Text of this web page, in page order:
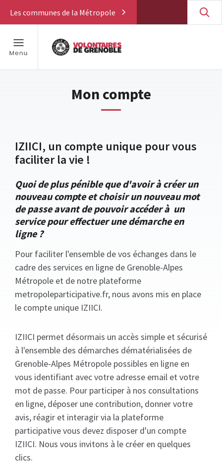
Les communes de la Métropole
Mon compte
IZIICI, un compte unique pour vous
faciliter la vie !
Quoi de plus pénible que d'avoir à créer un
nouveau compte et choisir un nouveau mot
de passe avant de pouvoir accéder à un
service pour effectuer une démarche en
ligne ?
Pour faciliter l'ensemble de vos échanges dans le
cadre des services en ligne de Grenoble-Alpes
Métropole et de notre plateforme
metropoleparticipative.fr, nous avons mis en place
le compte unique IZIICI.
IZIICI permet désormais un accès simple et sécurisé
à l'ensemble des démarches dématérialisées de
Grenoble-Alpes Métropole possibles en ligne en
vous identifiant avec votre adresse email et votre
mot de passe. Pour participer à nos consultations
en ligne, déposer une contribution, donner votre
avis, réagir et interagir via la plateforme
participative vous devez disposer d'un compte
IZIICI. Nous vous invitons à le créer en quelques
clics.